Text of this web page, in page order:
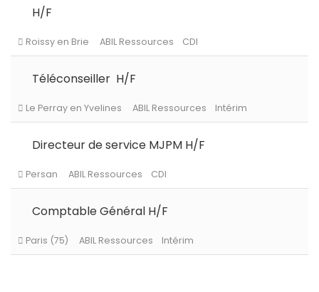
Levallois-Perret ABIL Ressources
Levallois-Perret ABIL Ressources Intérim
H/F
Téléconseiller H/F
Directeur de service MJPM H/F
Comptable Général H/F